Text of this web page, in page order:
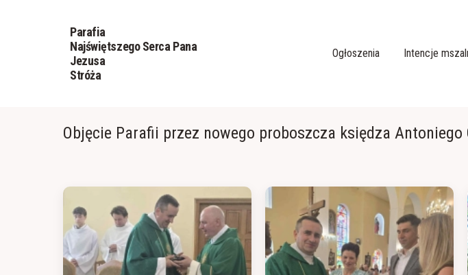
Parafia
Najświętszego Serca Pana
Jezusa
Stróża
Ogłoszenia Intencje
Objęcie Parafii przez nowego proboszcza księdza